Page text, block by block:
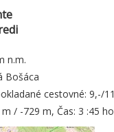
n.m.
Bošáca
cestovné: 9,-/
/ -729 m, Čas: 3 :45